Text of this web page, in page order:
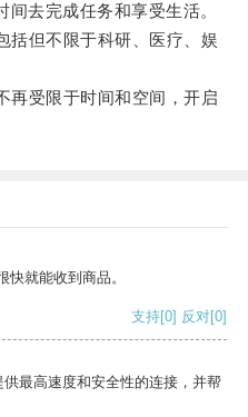
去完成任务和享受生活。
但不限于科研、医疗、娱
受限于时间和空间，开启
就能收到商品。
支持[0] 反对[0]
最高速度和安全性的连接，并帮